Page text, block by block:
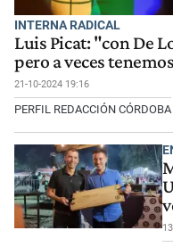
INTERNA RADICAL
Luis Picat: "con De
pero a veces
21-10-2024 19:16
PERFIL REDACCIÓN CÓRDOBA